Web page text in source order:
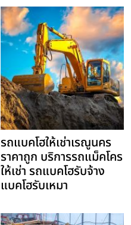
รถแบคโฮให้เช่าเรณูนคร
ราคาถูก บริการรถแม็คโคร
ให้เช่า รถแบคโฮรับจ้าง
แบคโฮรับเหมา